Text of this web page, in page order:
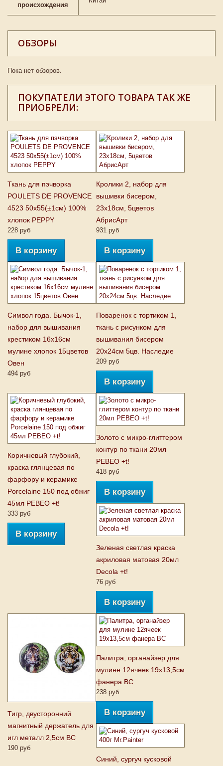
происхождения
ОБЗОРЫ
Пока нет обзоров.
ПОКУПАТЕЛИ ЭТОГО ТОВАРА ТАК ЖЕ
ПРИОБРЕЛИ:
Ткань для пэчворка
POULETS DE PROVENCE
4523 50х55(±1см) 100%
хлопок PEPPY
228 руб
В корзину
Кролики 2, набор для
вышивки бисером,
23х18см, 5цветов
АбрисАрт
931 руб
В корзину
Символ года. Бычок-1,
набор для вышивания
крестиком 16х16см
мулине хлопок 15цветов
Овен
494 руб
Поваренок с тортиком 1,
ткань с рисунком для
вышивания бисером
20х24см 5цв. Наследие
209 руб
В корзину
Коричневый глубокий,
краска глянцевая по
фарфору и керамике
Porcelaine 150 под обжиг
45мл PEBEO +t!
333 руб
В корзину
Золото с микро-глиттером
контур по ткани 20мл
PEBEO +t!
418 руб
В корзину
Зеленая светлая краска
акриловая матовая 20мл
Decola +t!
76 руб
В корзину
Тигр, двусторонний
магнитный держатель для
игл металл 2,5см ВС
190 руб
Палитра, органайзер для
мулине 12ячеек 19х13,5см
фанера ВС
238 руб
В корзину
Синий, сургуч кусковой